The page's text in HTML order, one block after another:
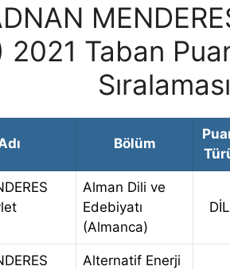
2021 Taban
Sıralaması
Bölüm
Alman Dili ve
Edebiyatı
(Almanca)
DİL
Alternatif Enerji